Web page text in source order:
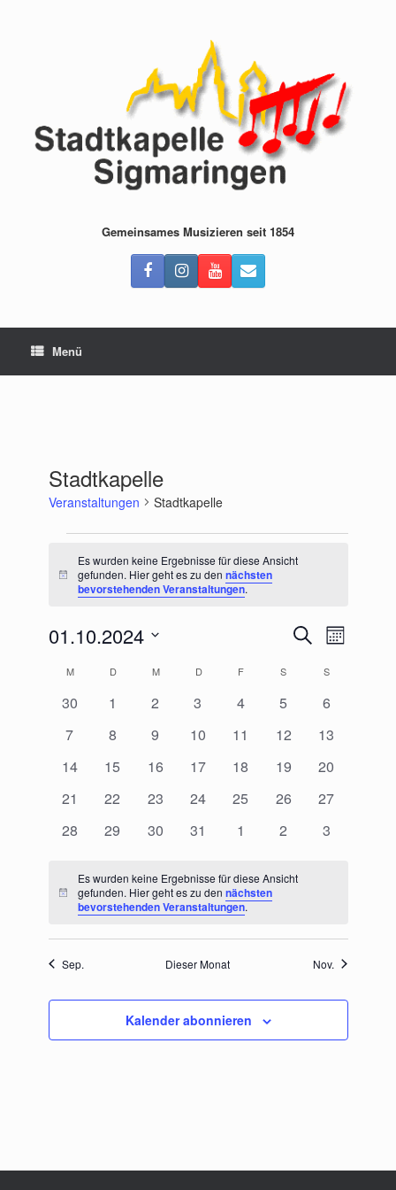
Gemeinsames Musizieren seit 1854
Menü
Stadtkapelle
Veranstaltungen Stadtkapelle
Hinweis
Es wurden keine Ergebnisse für diese Ansicht
gefunden. Hier geht es zu dennächsten
bevorstehenden Veranstaltungen.
Veranstaltungen
Suche
Ansichten,
Navigation
Suche
Ansichten-
Monat
01.10.2024
wählen.
Kalender
Veranstaltungen
M MONTAG
DDIENSTAG
M MITTWOCH
DDONNERSTAG
FFREITAG
S SAMSTAG
SSONNTAG
0
30
0
1
0
2
0
3
0
4
0
5
0
6
0
7
0
8
0
9
0
10
0
11
0
12
0
13
0
14
0
15
0
16
0
17
0
18
0
19
0
20
0
21
0
22
0
23
0
24
0
25
0
26
0
27
0
28
0
29
0
30
0
31
0
1
0
2
0
3
Hinweis
Es wurden keine Ergebnisse für diese Ansicht
gefunden. Hier geht es zu dennächsten
bevorstehenden Veranstaltungen.
Sep. Dieser Monat Nov.
Kalender abonnieren